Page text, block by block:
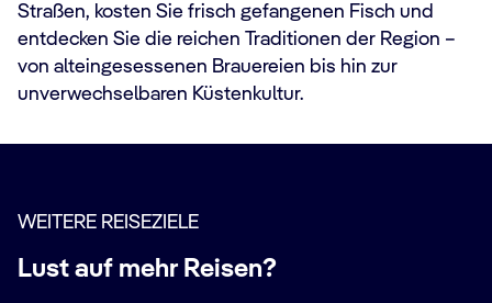
Straßen, kosten Sie frisch gefangenen Fisch und
entdecken Sie die reichen Traditionen der Region –
von alteingesessenen Brauereien bis hin zur
unverwechselbaren Küstenkultur.
WEITERE REISEZIELE
Lust auf mehr Reisen?